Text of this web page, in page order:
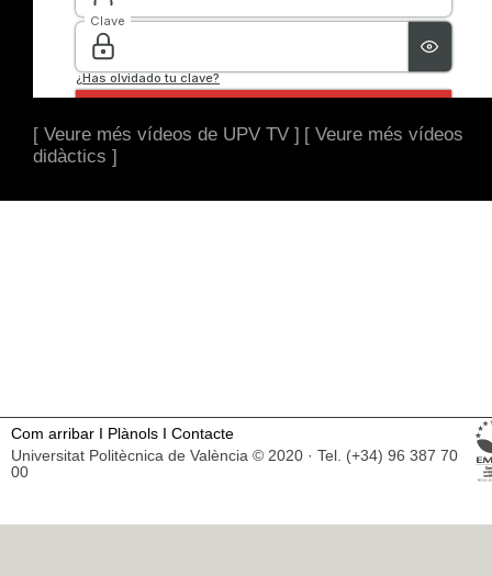
[ Veure més vídeos de UPV TV ] [ Veure més vídeos
didàctics ]
Com arribar I Plànols I Contacte
Universitat Politècnica de València © 2020 · Tel. (+34) 96 387 70
00